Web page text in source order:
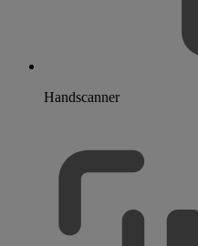
Handscanner